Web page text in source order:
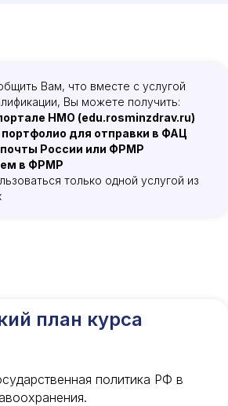
Вам, что вместе с услугой
Вы можете получить:
НМО (edu.rosminzdrav.ru)
для отправки в ФАЦ
России или ФРМР
в ФРМР
только одной услугой из
план курса
политика РФ в